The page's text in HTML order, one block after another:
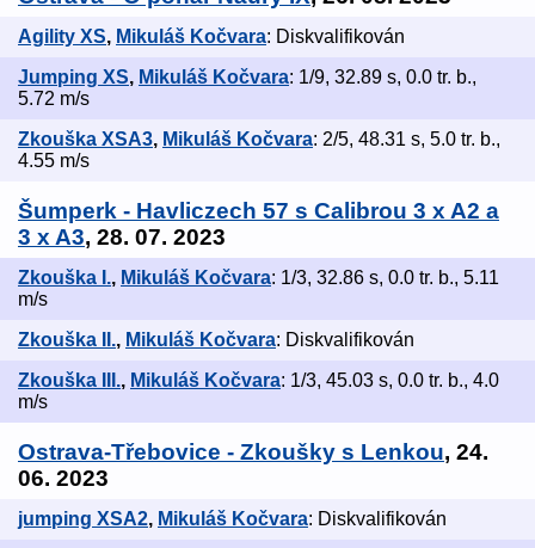
Agility XS, Mikuláš Kočvara: Diskvalifikován
Jumping XS, Mikuláš Kočvara: 1/9, 32.89 s, 0.0 tr. b.,
5.72 m/s
Zkouška XSA3, Mikuláš Kočvara: 2/5, 48.31 s, 5.0 tr. b.,
4.55 m/s
Šumperk - Havliczech 57 s Calibrou 3 x A2 a
3 x A3, 28. 07. 2023
Zkouška I., Mikuláš Kočvara: 1/3, 32.86 s, 0.0 tr. b., 5.11
m/s
Zkouška II., Mikuláš Kočvara: Diskvalifikován
Zkouška III., Mikuláš Kočvara: 1/3, 45.03 s, 0.0 tr. b., 4.0
m/s
Ostrava-Třebovice - Zkoušky s Lenkou, 24.
06. 2023
jumping XSA2, Mikuláš Kočvara: Diskvalifikován